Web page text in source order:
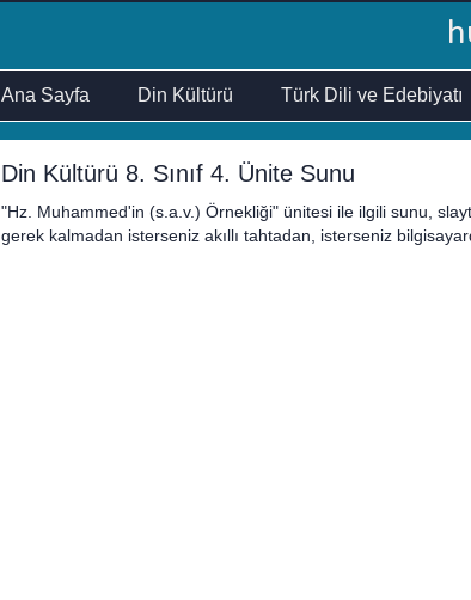
Ana Sayfa Din Kültürü Türk Dili ve Edebiyatı
Din Kültürü 8. Sınıf 4. Ünite Sunu
"Hz. Muhammed'in (s.a.v.) Örnekliği" ünitesi ile ilgili sunu,
gerek kalmadan isterseniz akıllı tahtadan, isterseniz